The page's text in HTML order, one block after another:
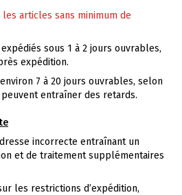
articles sans minimum de
sous 1 à 2 jours ouvrables,
expédition.
7 à 20 jours ouvrables, selon
entraîner des retards.
incorrecte entraînant un
et de traitement supplémentaires
les restrictions d’expédition,